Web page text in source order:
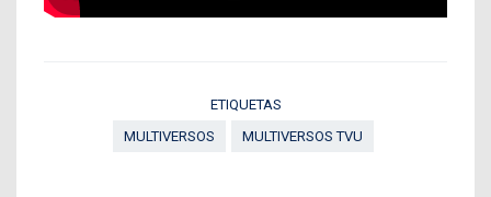
ETIQUETAS
MULTIVERSOS
MULTIVERSOS TVU